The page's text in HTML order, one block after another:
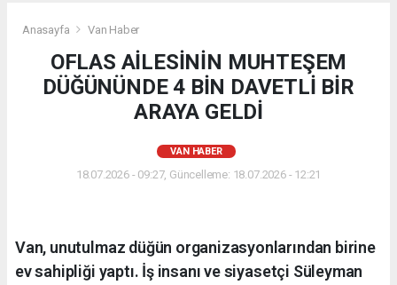
Anasayfa Van Haber
OFLAS AİLESİNİN MUHTEŞEM
DÜĞÜNÜNDE 4 BİN DAVETLİ BİR
ARAYA GELDİ
VAN HABER
18.07.2026 - 09:27, Güncelleme: 18.07.2026 - 12:21
Van, unutulmaz düğün organizasyonlarından birine
ev sahipliği yaptı. İş insanı ve siyasetçi Süleyman